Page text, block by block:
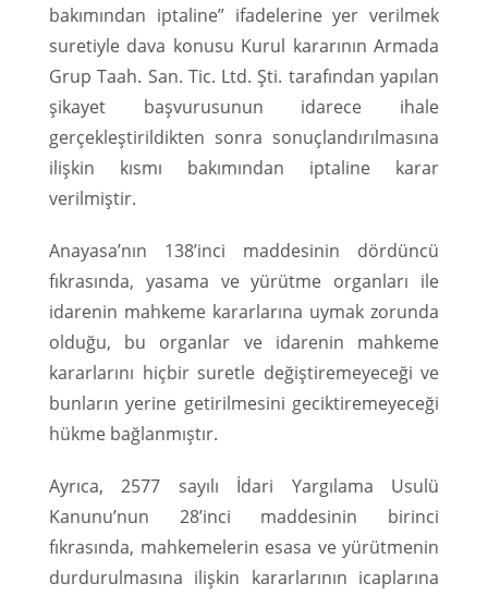
bakımından iptaline” ifadelerine yer verilmek
suretiyle dava konusu Kurul kararının Armada
Grup Taah. San. Tic. Ltd. Şti. tarafından yapılan
şikayet başvurusunun idarece ihale
gerçekleştirildikten sonra sonuçlandırılmasına
ilişkin kısmı bakımından iptaline karar
verilmiştir.
Anayasa’nın 138’inci maddesinin dördüncü
fıkrasında, yasama ve yürütme organları ile
idarenin mahkeme kararlarına uymak zorunda
olduğu, bu organlar ve idarenin mahkeme
kararlarını hiçbir suretle değiştiremeyeceği ve
bunların yerine getirilmesini geciktiremeyeceği
hükme bağlanmıştır.
Ayrıca, 2577 sayılı İdari Yargılama Usulü
Kanunu’nun 28’inci maddesinin birinci
fıkrasında, mahkemelerin esasa ve yürütmenin
durdurulmasına ilişkin kararlarının icaplarına